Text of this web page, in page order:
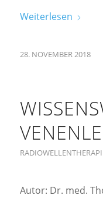
Weiterlesen
28. NOVEMBER 2018
Autor: Dr. med.